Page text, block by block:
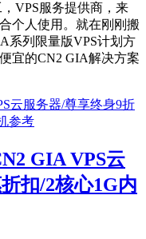
VPS服务提供商，来
个人使用。就在刚刚搬
系列限量版VPS计划方
宜的CN2 GIA解决方案
GIA VPS云
扣/2核心1G内